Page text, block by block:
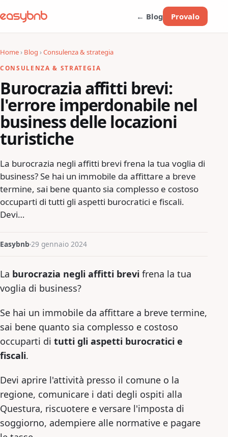
← Blog Provalo
Home› Blog ›Consulenza & strategia
CONSULENZA & STRATEGIA
Burocrazia affitti brevi:
l'errore imperdonabile nel
business delle locazioni
turistiche
La burocrazia negli affitti brevi frena la tua voglia di
business? Se hai un immobile da affittare a breve
termine, sai bene quanto sia complesso e costoso
occuparti di tutti gli aspetti burocratici e fiscali.
Devi…
Easybnb 29 gennaio 2024
La burocrazia negli affitti brevi frena la tua
voglia di business?
Se hai un immobile da affittare a breve termine,
sai bene quanto sia complesso e costoso
occuparti di tutti gli aspetti burocratici e
fiscali.
Devi aprire l'attività presso il comune o la
regione, comunicare i dati degli ospiti alla
Questura, riscuotere e versare l'imposta di
soggiorno, adempiere alle normative e pagare